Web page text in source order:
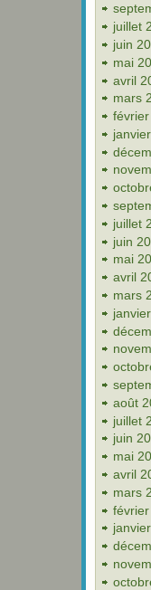
juillet
juin
mai
avril
mars
juillet
juin
mai
avril
mars
août
juillet
juin
mai
avril
mars